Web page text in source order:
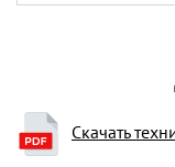
Скачать